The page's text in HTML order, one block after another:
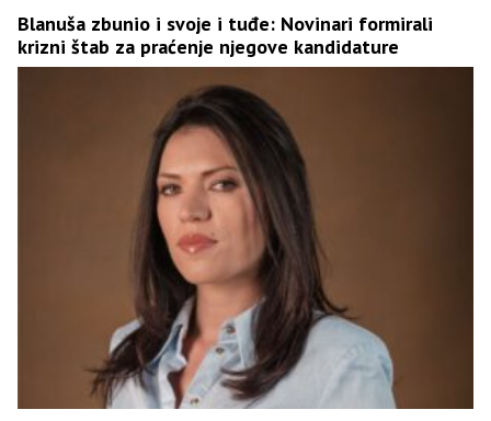
Blanuša zbunio i svoje i tuđe: Novinari formirali
krizni štab za praćenje njegove kandidature